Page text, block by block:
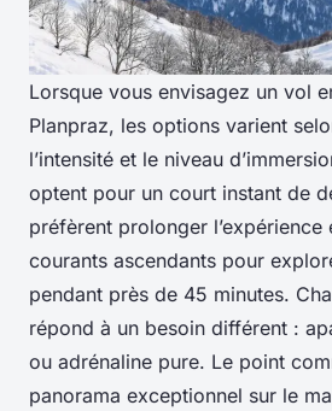
Lorsque vous envisagez un vol
Planpraz, les options varient
l’intensité et le niveau
optent pour un court instant de
préfèrent prolonger
courants ascendants pour
pendant près de 45 minutes.
répond à un besoin différent :
ou adrénaline pure. Le point
panorama exceptionnel sur le